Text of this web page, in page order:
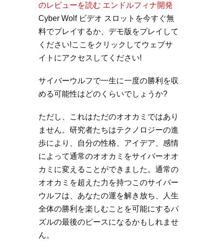
のレビューを読む エンドルフィナ開発
Cyber​​ Wolf ビデオ スロットを今すぐ無
料でプレイするか、デモ版をプレイして
ください!ここをクリックしてウェブサ
イトにアクセスしてください!
サイバーウルフで一生に一度の勝利を収
める可能性はどのくらいでしょうか?
ただし、これはただのオオカミではあり
ません。研究者たちはテクノロジーの進
歩により、自分の性格、アイデア、感情
によって通常のオオカミをサイバーオオ
カミに変えることができました。通常の
オオカミを超えた力を持つこのサイバー
ウルフは、あなたの運を解き放ち、人生
全体の勝利を楽しむことを可能にするパ
ズルの最後のピースになるかもしれませ
ん。